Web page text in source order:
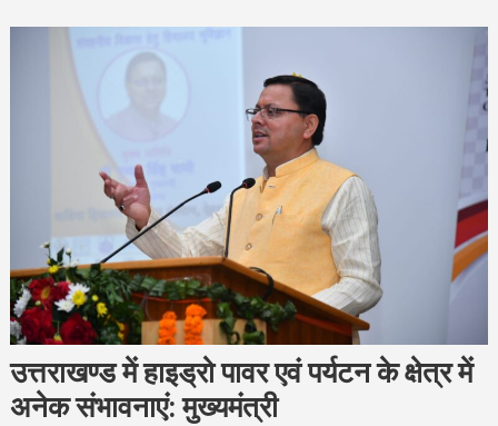
उत्तराखण्ड में हाइड्रो पावर एवं पर्यटन के क्षेत्र में
अनेक संभावनाएं: मुख्यमंत्री